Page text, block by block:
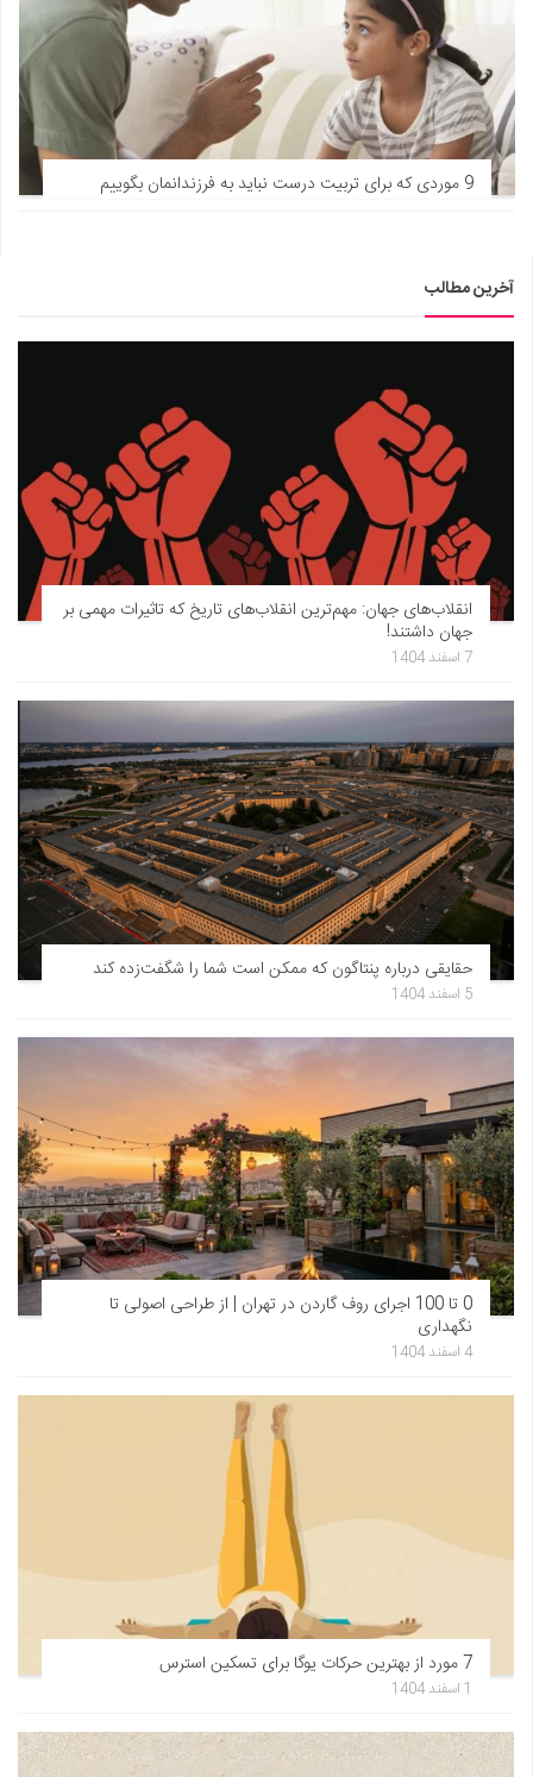
9 موردی که برای تربیت درست نباید به فرزندانمان بگوییم
آخرین مطالب
انقلاب‌های جهان: مهم‌ترین انقلاب‌های تاریخ که تاثیرات مهمی بر
جهان داشتند!
7 اسفند 1404
حقایقی درباره پنتاگون که ممکن است شما را شگفت‌زده کند
5 اسفند 1404
0 تا 100 اجرای روف گاردن در تهران | از طراحی اصولی تا
نگهداری
4 اسفند 1404
7 مورد از بهترین حرکات یوگا برای تسکین استرس
1 اسفند 1404